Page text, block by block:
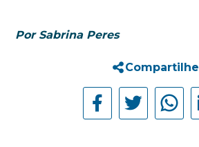
Por Sabrina Peres
Compartilhe